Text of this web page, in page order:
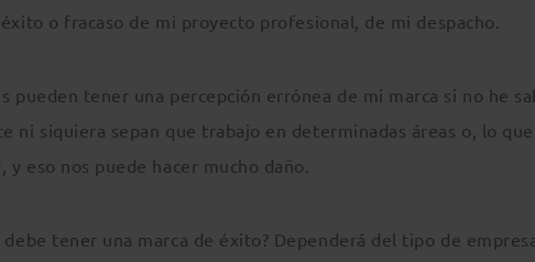
o fracaso de mi proyecto profesional, de mi despacho.
pueden tener una percepción errónea de mi marca si no he
ni siquiera sepan que trabajo en determinadas áreas o, lo
y eso nos puede hacer mucho daño.
debe tener una marca de éxito? Dependerá del tipo de